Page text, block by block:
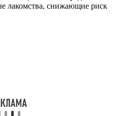
лакомства, снижающие риск